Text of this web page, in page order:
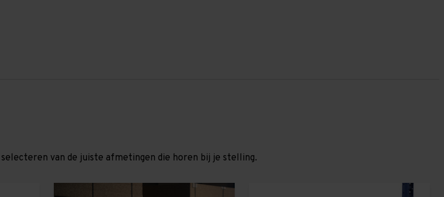
van de juiste afmetingen die horen bij je stelling.